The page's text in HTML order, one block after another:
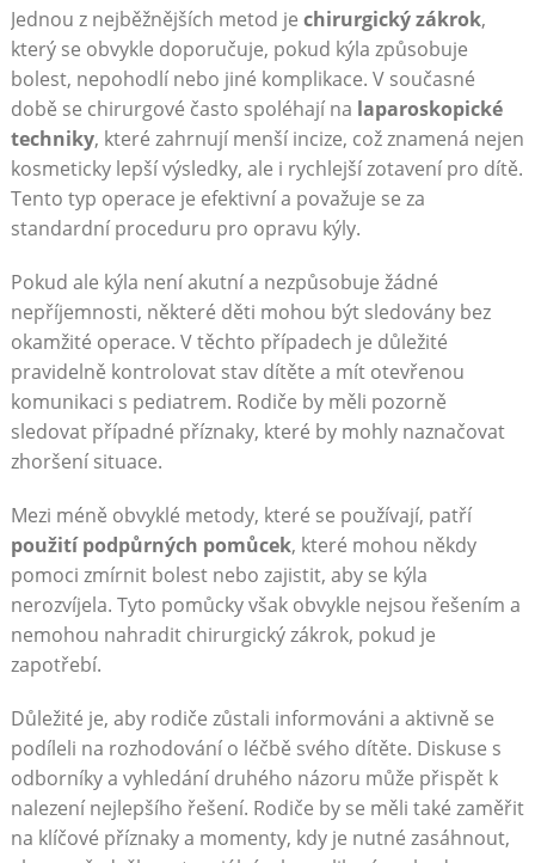
Jednou z nejběžnějších metod je chirurgický zákrok,
který se obvykle doporučuje, pokud kýla způsobuje
bolest, nepohodlí nebo jiné komplikace. V současné
době se chirurgové často spoléhají na laparoskopické
techniky, které zahrnují menší incize, což znamená nejen
kosmeticky lepší výsledky, ale i rychlejší zotavení pro dítě.
Tento typ operace je efektivní a považuje se za
standardní proceduru pro opravu kýly.
Pokud ale kýla není akutní a nezpůsobuje žádné
nepříjemnosti, některé děti mohou být sledovány bez
okamžité operace. V těchto případech je důležité
pravidelně kontrolovat stav dítěte a mít otevřenou
komunikaci s pediatrem. Rodiče by měli pozorně
sledovat případné příznaky, které by mohly naznačovat
zhoršení situace.
Mezi méně obvyklé metody, které se používají, patří
použití podpůrných pomůcek, které mohou někdy
pomoci zmírnit bolest nebo zajistit, aby se kýla
nerozvíjela. Tyto pomůcky však obvykle nejsou řešením a
nemohou nahradit chirurgický zákrok, pokud je
zapotřebí.
Důležité je, aby rodiče zůstali informováni a aktivně se
podíleli na rozhodování o léčbě svého dítěte. Diskuse s
odborníky a vyhledání druhého názoru může přispět k
nalezení nejlepšího řešení. Rodiče by se měli také zaměřit
na klíčové příznaky a momenty, kdy je nutné zasáhnout,